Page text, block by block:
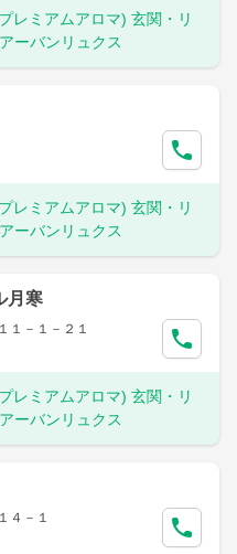
レミアムアロマ) 玄関・リ
ーバンリュクス
レミアムアロマ) 玄関・リ
ーバンリュクス
月寒
１－１－２１
レミアムアロマ) 玄関・リ
ーバンリュクス
４－１